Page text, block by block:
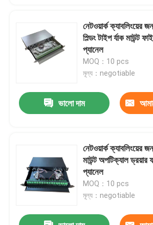
ভিডিও
আমাদের সম্পর্কে
নেটওয়ার্ক
স্ল্ডিং টাইপ র্যাক মাউন্ট
প্যানেল
MOQ：10 pcs
মূল্য：negotiable
ভালো দাম
নেটওয়ার্ক ক্যাবলিংয়ের
মাউন্ট অপটিক্যাল ড্রয়ার
প্যানেল
MOQ：10 pcs
মূল্য：negotiable